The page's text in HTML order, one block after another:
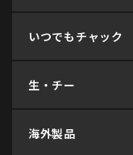
いつでもチャック
生・チー
海外製品